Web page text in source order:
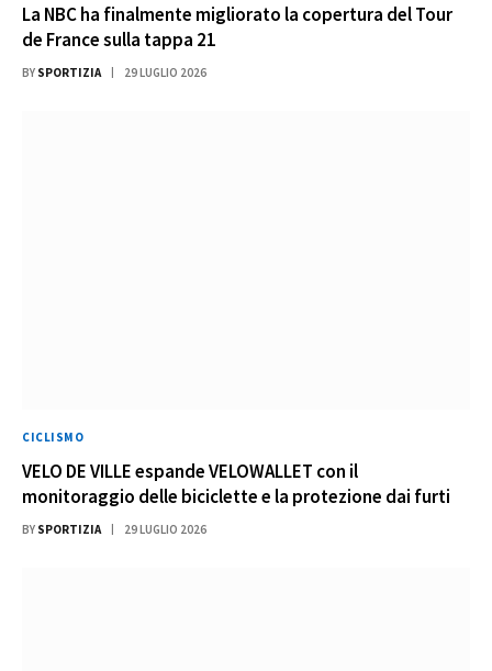
La NBC ha finalmente migliorato la copertura del Tour
de France sulla tappa 21
BY SPORTIZIA 29 LUGLIO 2026
CICLISMO
VELO DE VILLE espande VELOWALLET con il
monitoraggio delle biciclette e la protezione dai furti
BY SPORTIZIA 29 LUGLIO 2026